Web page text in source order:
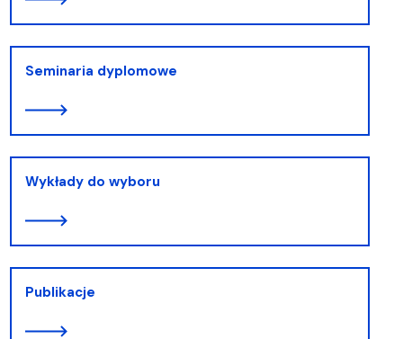
Seminaria dyplomowe
Wykłady do wyboru
Publikacje